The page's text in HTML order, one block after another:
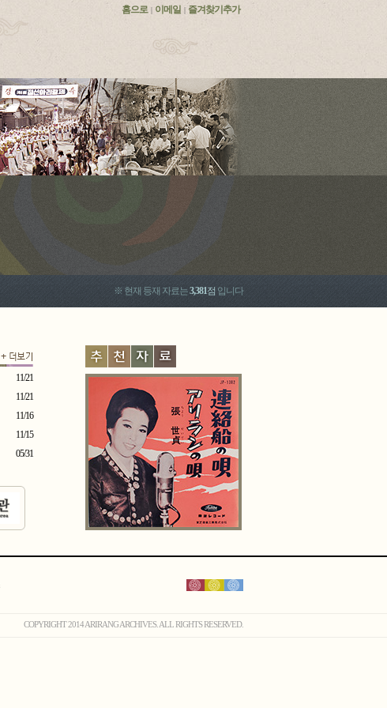
홈으로 | 이메일 | 즐겨찾기추가
※ 현재 등재 자료는3,381점 입니다
11/21
11/21
11/16
11/15
05/31
COPYRIGHT 2014 ARIRANG ARCHIVES. ALL RIGHTS RESERVED.